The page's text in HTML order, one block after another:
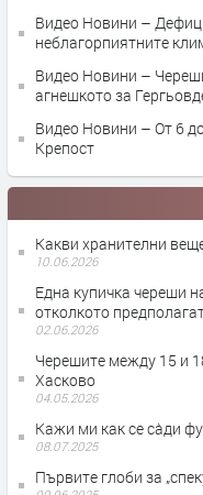
Видео Новини –
неблагорпиятните
Видео Новини –
агнешкото за
Видео Новини – От 6
Крепост
Какви хранителни
10.06.2026
Една купичка череши
отколкото
02.06.2026
Черешите между 15 и
Хасково
04.05.2026
Кажи ми как се са̀ди
08.07.2025
Първите глоби за